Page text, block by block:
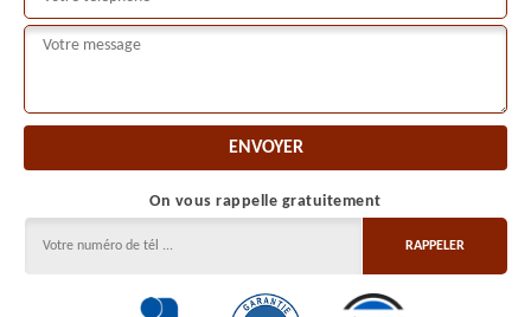
On vous rappelle gratuitement